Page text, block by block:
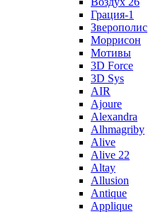
Грация-1
Зверополис
Моррисон
Мотивы
3D Force
3D Sys
AIR
Ajoure
Alexandra
Alhmagriby
Alive
Alive 22
Altay
Allusion
Antique
Applique